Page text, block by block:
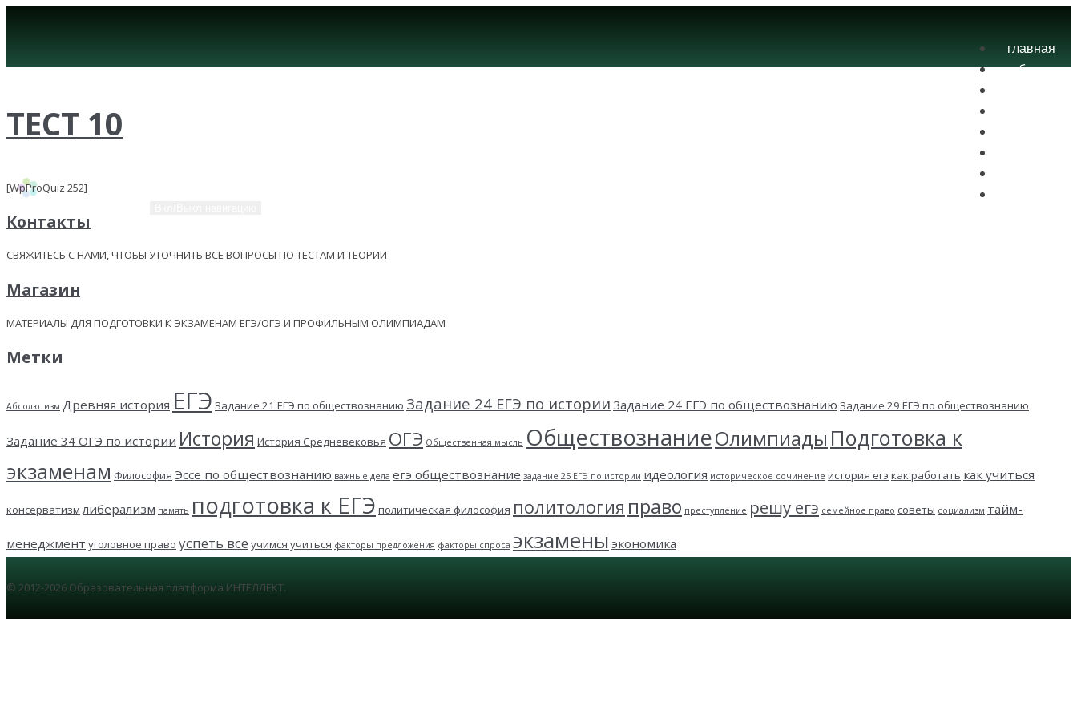
главная
блог
ТЕСТ 10
[WpProQuiz 252]
Контакты
СВЯЖИТЕСЬ С НАМИ, ЧТОБЫ УТОЧНИТЬ ВСЕ ВОПРОСЫ ПО ТЕСТАМ И ТЕОРИИ
Магазин
МАТЕРИАЛЫ ДЛЯ ПОДГОТОВКИ К ЭКЗАМЕНАМ ЕГЭ/ОГЭ И ПРОФИЛЬНЫМ ОЛИМПИАДАМ
Метки
Абсолютизм Древняя история ЕГЭ Задание 21 ЕГЭ по обществознанию Задание 24 ЕГЭ по истории Задание 24 ЕГЭ по обществознанию Задание 29 ЕГЭ по обществознанию
Задание 34 ОГЭ по истории История История Средневековья ОГЭ Общественная мысль ОбществознаниеОлимпиады Подготовка к
экзаменам Философия Эссе по обществознанию важные дела егэ обществознание задание 25 ЕГЭ по истории идеология историческое сочинение история егэ как работать как учиться
консерватизм либерализм память подготовка к ЕГЭ политическая философия политология право преступление решу егэ семейное право советы социализм тайм-
менеджмент уголовное право успеть все учимся учиться факторы предложения факторы спроса экзамены экономика
© 2012-2026 Образовательная платформа ИНТЕЛЛЕКТ.